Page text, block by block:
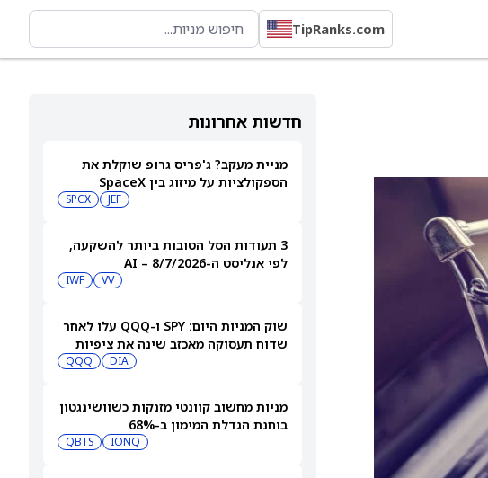
TipRanks.com
חדשות אחרונות
מניית מעקב? ג'פריס גרופ שוקלת את
הספקולציות על מיזוג בין SpaceX
JEF
SPCX
3 תעודות הסל הטובות ביותר להשקעה,
לפי אנליסט ה-AI – 8/7/2026
VV
IWF
שוק המניות היום: SPY ו-QQQ עלו לאחר
שדוח תעסוקה מאכזב שינה את ציפיות
DIA
QQQ
מניות מחשוב קוונטי מזנקות כשוושינגטון
בוחנת הגדלת המימון ב-68%
IONQ
QBTS